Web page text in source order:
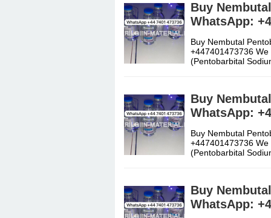
Buy
WhatsApp:
Buy Nembutal
+447401473736
(Pentobarbital
Buy
WhatsApp:
Buy Nembutal
+447401473736
(Pentobarbital
Buy
WhatsApp: